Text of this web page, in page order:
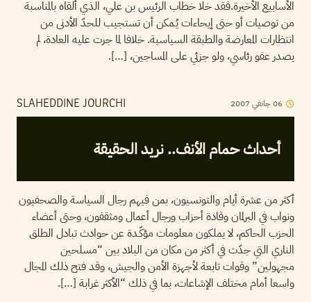
الأسابيع الأخيرة.فقد خلا خطاب الرئيس بن علي، الذي ألقاه بالمناسبة
من توصيات أو حتى إيحاءات يُـمكن أن تستجيب للحدّ الأدنى من
انتظارات المعارضة والطبقة السياسية. خلافا لما جرت عليه العادة، لم
يصدر عفو رئاسي، ولو جزئي على المساجين، […].
SLAHEDDINE JOURCHI 06جانفي2007
أحداث حمام الأنف.. نريد الحقيقة
أكثر من عشرة أيام والتونسيون، بمن فيهم رجال السياسة والصحفيون
ونواب في البرلمان وقادة أحزاب ورجال أعمال ومثقفون، وحتى أعضاء
الحزب الحاكم، لا يملكون معلومات مؤكّـدة عن حوادث تبادل الطلق
الناري التي جدّت في أكثر من مكان من البلاد بين “مسلحين
مجهولين” وقوات تابعة لأجهزة الأمن والجيش، وقد فتح ذلك المجال
واسعا أمام مختلف الإشاعات، بما في ذلك “الأكثر غرابة […].